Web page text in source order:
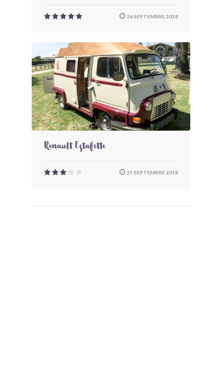
26 SEPTEMBRE 2018
Renault Estafette
25 SEPTEMBRE 2018